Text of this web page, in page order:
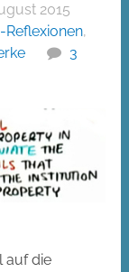
2015
Reflexionen,
3
auf die